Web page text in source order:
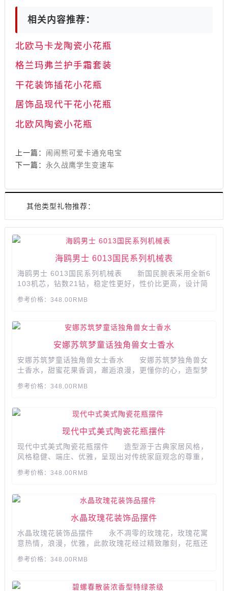
相关内容推荐：
北欧马卡龙陶瓷小花瓶
格兰玛弗兰护手霜套装
干花装饰插花小花瓶
居饰品现代干花小花瓶
北欧风陶瓷小花瓶
上一篇： 闹闹熊可爱卡通充电宝
下一篇： 永久战鹰学生变速车
其他类型礼物推荐：
海鸥男士 6013国民系列机械表
海鸥男士 6013国民系列机械表 新国民腕表采用全新6
103机芯，钻数21钻，稳定性更好，性价比更高，设计简
gull/海鸥表 海鸥系列:6013系列 风格:时尚 形
元...
参考价格：348.00RMB
安娜苏筑梦童话独角兽女士香水
安娜苏筑梦童话独角兽女士香水 安娜苏筑梦独角兽女
士香水，甜蜜花果香调，邂逅浪漫，更懂你的心，造型梦
望，金色尽显奢华。...
参考价格：348.00RMB
现代中式美式陶瓷花瓶摆件
现代中式美式陶瓷花瓶摆件 造型源于古典家居风格，
风格稳健、端庄、优雅，呈现出对传统家庭观念的尊重，
意摆放就很有艺术感 ，在忙碌之中给你美好。...
参考价格：348.00RMB
水晶玫瑰花装饰品摆件
水晶玫瑰花装饰品摆件 永不凋零的玫瑰花，玫瑰花寓
意热情，浪漫，优雅，此款玫瑰花经过精致雕刻，花瓶还
白还是放在家里当做摆件都是极佳的哦~...
参考价格：348.00RMB